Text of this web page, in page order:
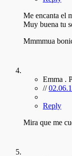
Me encanta el
Muy buena tu
Mmmmua
Emma .
//
Reply
Mira que me